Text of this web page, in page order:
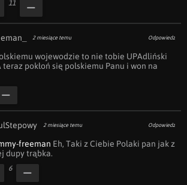
11
2 miesiące temu Odpowiedz
wojewodzie to nie tobie UPAdliński
teraz pokłoń się polskiemu Panu i won na
2 miesiące temu Odpowiedz
freeman Eh, Taki z Ciebie Polaki pan jak z
dupy trąbka.
6